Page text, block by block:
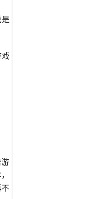
是
戏
不